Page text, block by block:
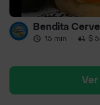
Bendita
15 min · $